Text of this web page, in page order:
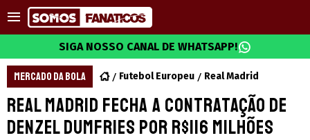
SIGA NOSSO CANAL DE WHATSAPP!
MERCADO DA BOLA Futebol Europeu Real Madrid
Real Madrid fecha a contratação de
Denzel Dumfries por R$116 milhões